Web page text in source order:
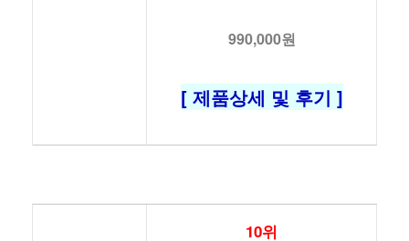
990,000원
[ 제품상세 및 후기 ]
10위